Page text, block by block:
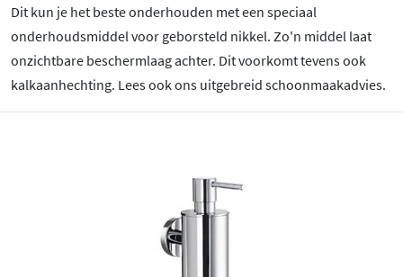
Dit kun je het beste onderhouden met een speciaal
onderhoudsmiddel voor geborsteld nikkel. Zo'n middel laat
onzichtbare beschermlaag achter. Dit voorkomt tevens ook
kalkaanhechting. Lees ook ons uitgebreid schoonmaakadvies.